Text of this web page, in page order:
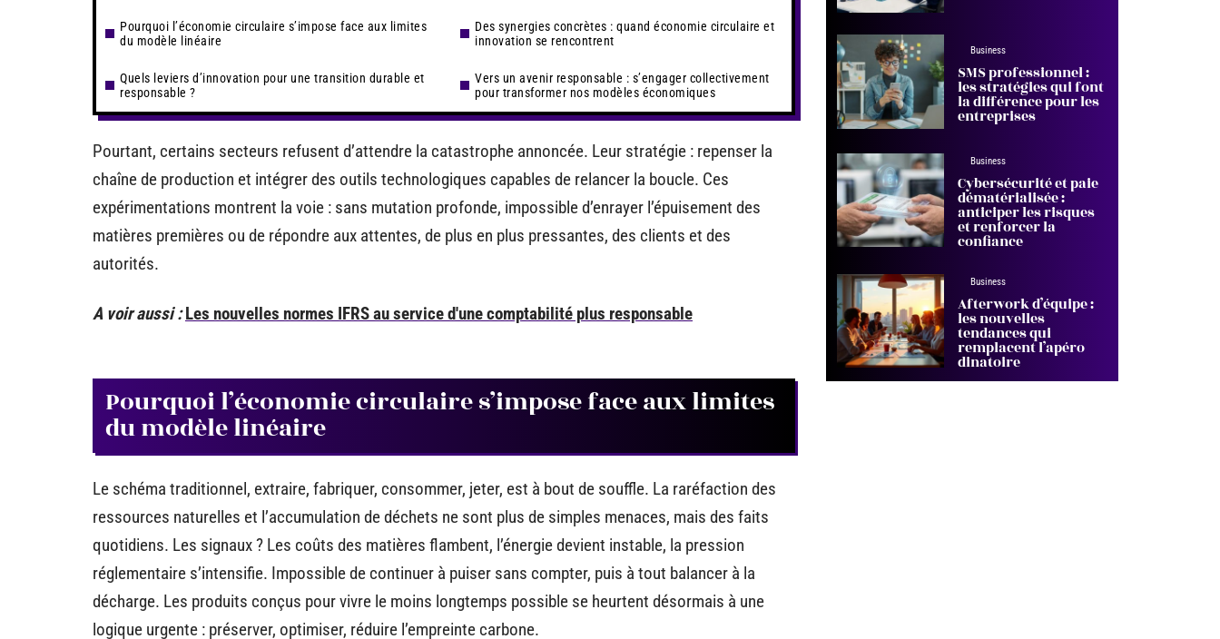
Pourquoi l’économie circulaire s’impose face aux limites
du modèle linéaire
Quels leviers d’innovation pour une transition durable et
responsable ?
Des synergies concrètes : quand économie circulaire et
innovation se rencontrent
Vers un avenir responsable : s’engager collectivement
pour transformer nos modèles économiques
Pourtant, certains secteurs refusent d’attendre la catastrophe annoncée. Leur stratégie : repenser la
chaîne de production et intégrer des outils technologiques capables de relancer la boucle. Ces
expérimentations montrent la voie : sans mutation profonde, impossible d’enrayer l’épuisement des
matières premières ou de répondre aux attentes, de plus en plus pressantes, des clients et des
autorités.
A voir aussi : Les nouvelles normes IFRS au service d'une comptabilité plus responsable
Pourquoi l’économie circulaire s’impose face aux limites
du modèle linéaire
Le schéma traditionnel, extraire, fabriquer, consommer, jeter, est à bout de souffle. La raréfaction des
ressources naturelles et l’accumulation de déchets ne sont plus de simples menaces, mais des faits
quotidiens. Les signaux ? Les coûts des matières flambent, l’énergie devient instable, la pression
réglementaire s’intensifie. Impossible de continuer à puiser sans compter, puis à tout balancer à la
décharge. Les produits conçus pour vivre le moins longtemps possible se heurtent désormais à une
logique urgente : préserver, optimiser, réduire l’empreinte carbone.
Business
SMS professionnel :
les stratégies qui font
la différence pour les
entreprises
Business
Cybersécurité et paie
dématérialisée :
anticiper les risques
et renforcer la
confiance
Business
Afterwork d’équipe :
les nouvelles
tendances qui
remplacent l’apéro
dinatoire